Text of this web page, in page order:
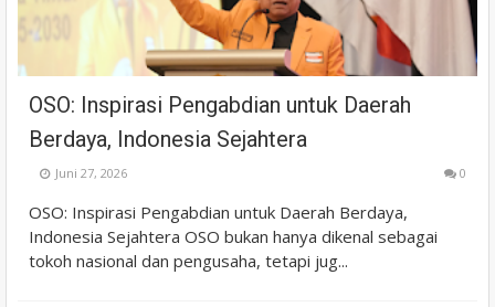
OSO: Inspirasi Pengabdian untuk Daerah
Berdaya, Indonesia Sejahtera
Juni 27, 2026 0
OSO: Inspirasi Pengabdian untuk Daerah Berdaya,
Indonesia Sejahtera OSO bukan hanya dikenal sebagai
tokoh nasional dan pengusaha, tetapi jug...